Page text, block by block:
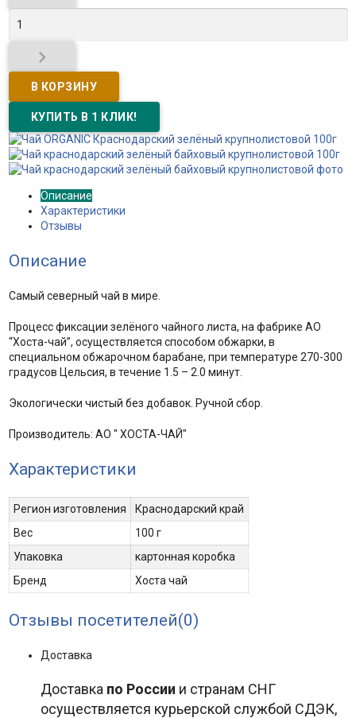

Описание
Характеристики
Отзывы
Описание
Самый северный чай в мире.
Процесс фиксации зелёного чайного листа, на фабрике АО
“Хоста-чай”, осуществляется способом обжарки, в
специальном обжарочном барабане, при температуре 270-300
градусов Цельсия, в течение 1.5 – 2.0 минут.
Экологически чистый без добавок. Ручной сбор.
Производитель: АО " ХОСТА-ЧАЙ"
Характеристики
Регион изготовления
Краснодарский край
Вес
100 г
Упаковка
картонная коробка
Бренд
Хоста чай
Отзывы посетителей(0)
Доставка
Доставка по России и странам СНГ
осуществляется курьерской службой СДЭК,